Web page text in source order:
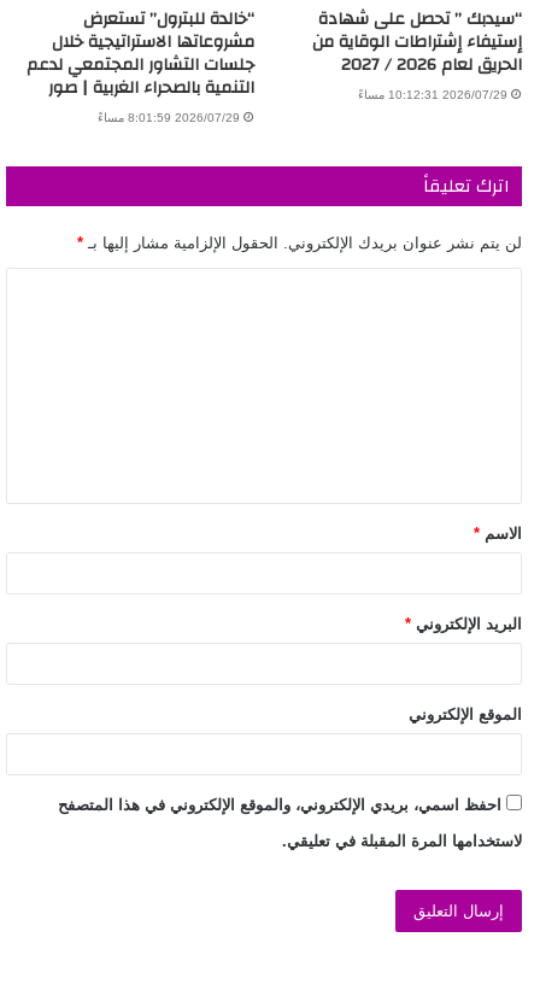
“سيدبك ” تحصل على شهادة
إستيفاء إشتراطات الوقاية من
الحريق لعام 2026 / 2027
2026/07/29 10:12:31 مساءً
“خالدة للبترول” تستعرض
مشروعاتها الاستراتيجية خلال
جلسات التشاور المجتمعي لدعم
التنمية بالصحراء الغربية | صور
2026/07/29 8:01:59 مساءً
اترك تعليقاً
لن يتم نشر عنوان بريدك الإلكتروني. الحقول الإلزامية مشار إليها بـ *
الاسم *
البريد الإلكتروني *
الموقع الإلكتروني
احفظ اسمي، بريدي الإلكتروني، والموقع الإلكتروني في هذا المتصفح
لاستخدامها المرة المقبلة في تعليقي.